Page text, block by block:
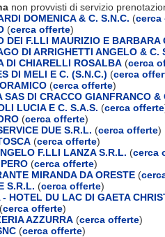
non provvisti di servizio
DOMENICA & C. S.N.C. (cerca
(cerca offerte)
DEI F.LLI MAURIZIO E BARBARA
DI ARRIGHETTI ANGELO & C.
DI CHIARELLI ROSALBA (cerca
DI MELI E C. (S.N.C.) (cerca
(cerca offerte)
SAS DI CRACCO GIANFRANCO &
LUCIA E C. S.A.S. (cerca offerte
(cerca offerte)
DUE S.R.L. (cerca offerte)
(cerca offerte)
F.LLI LANZA S.R.L. (cerca
(cerca offerte)
MIRANDA DA ORESTE (
S.R.L. (cerca offerte)
- HOTEL DU LAC DI GAETA
(cerca offerte)
AZZURRA (cerca offerte)
(cerca offerte)